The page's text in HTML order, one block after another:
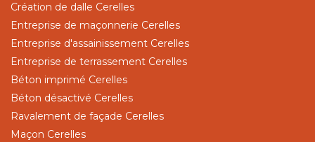
Création de dalle Cerelles
Entreprise de maçonnerie Cerelles
Entreprise d'assainissement Cerelles
Entreprise de terrassement Cerelles
Béton imprimé Cerelles
Béton désactivé Cerelles
Ravalement de façade Cerelles
Maçon Cerelles